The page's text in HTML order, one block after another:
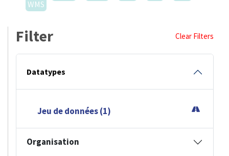
WMS
Filter Clear Filters
Datatypes
Jeu de données (1)
Organisation